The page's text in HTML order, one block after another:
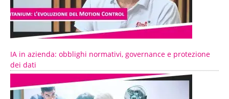
IA in azienda: obblighi normativi, governance e protezione
dei dati